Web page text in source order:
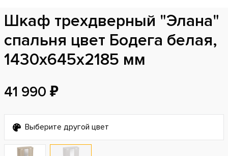
Шкаф трехдверный "Элана"
спальня цвет Бодега белая,
1430х645х2185 мм
41 990 ₽
Выберите другой цвет